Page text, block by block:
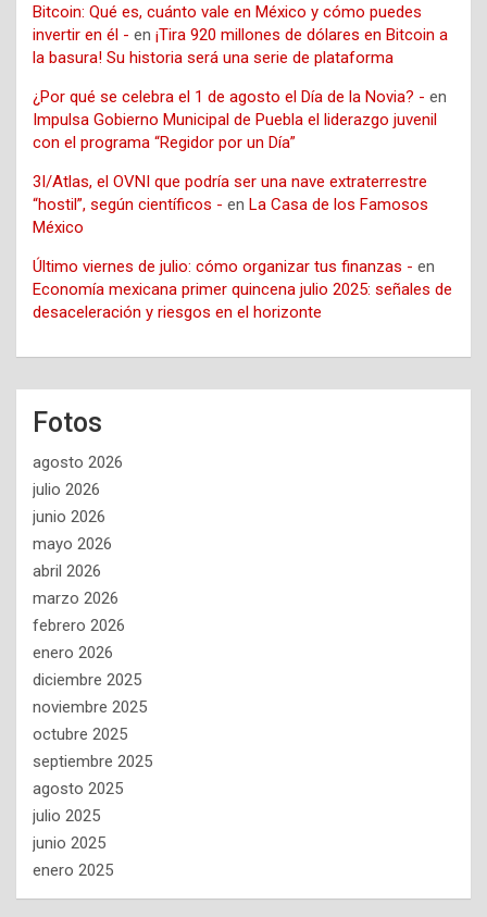
Bitcoin: Qué es, cuánto vale en México y cómo puedes
invertir en él - en ¡Tira 920 millones de dólares en Bitcoin a
la basura! Su historia será una serie de plataforma
¿Por qué se celebra el 1 de agosto el Día de la Novia? - en
Impulsa Gobierno Municipal de Puebla el liderazgo juvenil
con el programa “Regidor por un Día”
3I/Atlas, el OVNI que podría ser una nave extraterrestre
“hostil”, según científicos - en La Casa de los Famosos
México
Último viernes de julio: cómo organizar tus finanzas - en
Economía mexicana primer quincena julio 2025: señales de
desaceleración y riesgos en el horizonte
Fotos
agosto 2026
julio 2026
junio 2026
mayo 2026
abril 2026
marzo 2026
febrero 2026
enero 2026
diciembre 2025
noviembre 2025
octubre 2025
septiembre 2025
agosto 2025
julio 2025
junio 2025
enero 2025